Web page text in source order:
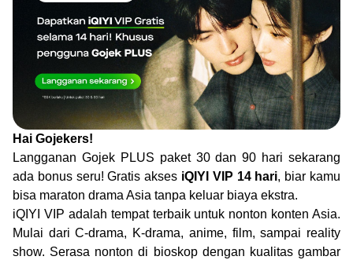
Hai Gojekers!
Langganan Gojek PLUS paket 30 dan 90 hari sekarang
ada bonus seru! Gratis akses iQIYI VIP 14 hari, biar kamu
bisa maraton drama Asia tanpa keluar biaya ekstra.
iQIYI VIP adalah tempat terbaik untuk nonton konten Asia.
Mulai dari C-drama, K-drama, anime, film, sampai reality
show. Serasa nonton di bioskop dengan kualitas gambar